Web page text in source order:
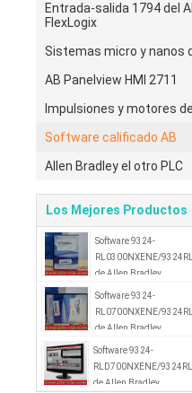
Entrada-salida 1794 del
FlexLogix
Sistemas micro y nanos
AB Panelview HMI 2711
Impulsiones y motores
Software calificado AB
Allen Bradley el otro PLC
Los Mejores Productos
Software 9324-
RL0300NXENE/
de Allen Bradley
Software 9324-
RL0700NXENE/
de Allen Bradley
Software 9324-
RLD700NXENE/
de Allen Bradley